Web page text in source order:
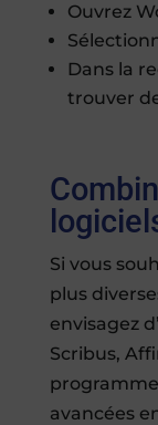
Ouvrez
Dans la
trouver
Si vous
plus
envisagez
Scribus,
avancées